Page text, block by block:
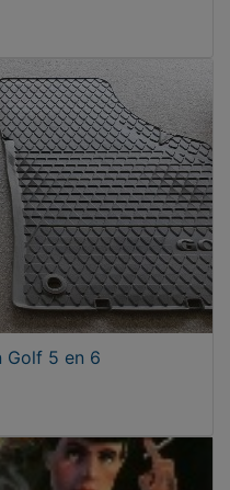
Golf 5 en 6